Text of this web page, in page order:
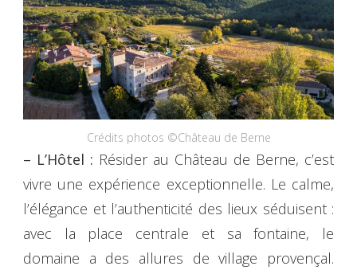
Crédits photos ©Château de Berne
– L’Hôtel : Résider au Château de Berne, c’est
vivre une expérience exceptionnelle. Le calme,
l’élégance et l’authenticité des lieux séduisent :
avec la place centrale et sa fontaine, le
domaine a des allures de village provençal.